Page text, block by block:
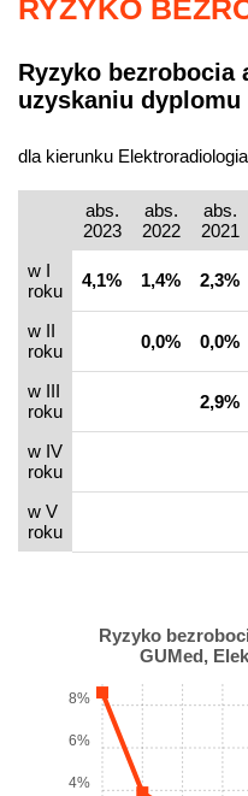
RYZYKO
Ryzyko bezrobocia
uzyskaniu dyplomu
dla kierunku
abs.
2023
abs.
2022
abs.
2021
w I
roku
4,1% 1,4% 2,3%
w II
roku
0,0% 0,0%
w III
roku
2,9%
w IV
roku
w V
roku
Ryzyko
GUMed,
4%
6%
8%